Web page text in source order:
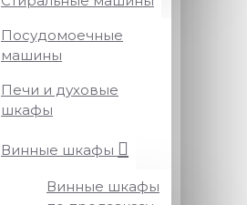
Посудомоечные
машины
Печи и духовые
шкафы
Винные шкафы
Винные шкафы